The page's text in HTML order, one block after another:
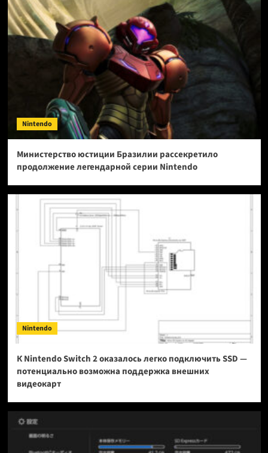
Nintendo
Министерство юстиции Бразилии рассекретило
продолжение легендарной серии Nintendo
Nintendo
К Nintendo Switch 2 оказалось легко подключить SSD —
потенциально возможна поддержка внешних
видеокарт